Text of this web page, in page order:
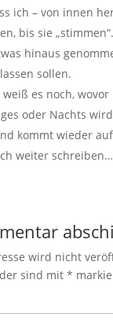
ich – von innen
bis sie
hinaus
sollen.
weiß es noch,
oder Nachts
kommt wieder
weiter
wird nicht
sind mit *